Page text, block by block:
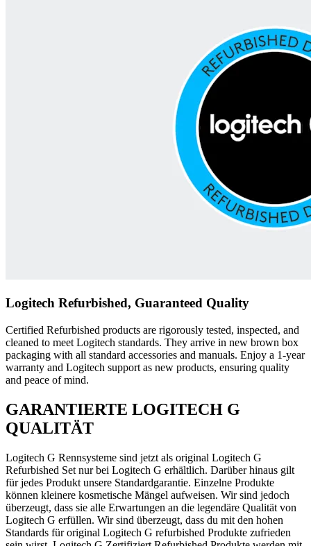
Logitech Refurbished, Guaranteed Quality
Certified Refurbished products are rigorously tested, inspected, and
cleaned to meet Logitech standards. They arrive in new brown box
packaging with all standard accessories and manuals. Enjoy a 1-year
warranty and Logitech support as new products, ensuring quality
and peace of mind.
GARANTIERTE LOGITECH G
QUALITÄT
Logitech G Rennsysteme sind jetzt als original Logitech G
Refurbished Set nur bei Logitech G erhältlich. Darüber hinaus gilt
für jedes Produkt unsere Standardgarantie. Einzelne Produkte
können kleinere kosmetische Mängel aufweisen. Wir sind jedoch
überzeugt, dass sie alle Erwartungen an die legendäre Qualität von
Logitech G erfüllen. Wir sind überzeugt, dass du mit den hohen
Standards für original Logitech G refurbished Produkte zufrieden